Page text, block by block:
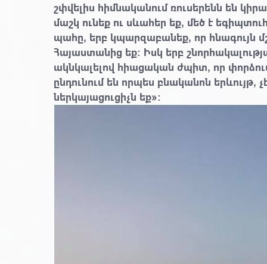
շփվելիս հիմնականում ռուսերենն են
մաշկ ունեք ու սևահեր եք, մեծ է
պահը, երբ կպարզաբանեք, որ հնագույն
Հայաստանից եք։ Իսկ երբ
ակնկալելով հիացական ժպիտ, որ
ընդունում են որպես բնականոն երևույթ,
ներկայացուցիչն եք»: